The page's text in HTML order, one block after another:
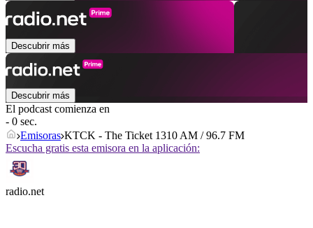
Descubrir más
Descubrir más
El podcast comienza en
- 0 sec.
Emisoras KTCK - The Ticket 1310 AM / 96.7 FM
Escucha gratis esta emisora en la aplicación:
radio.net